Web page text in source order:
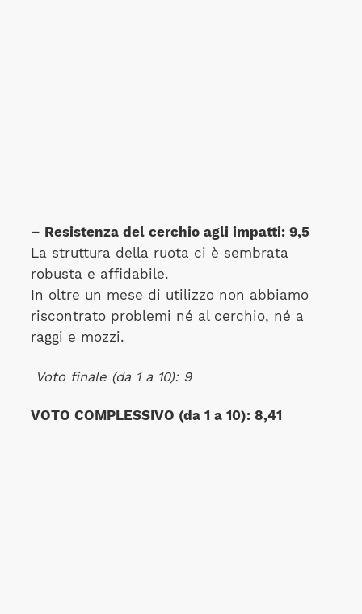
– Resistenza del cerchio agli impatti: 9,5
La struttura della ruota ci è sembrata
robusta e affidabile.
In oltre un mese di utilizzo non abbiamo
riscontrato problemi né al cerchio, né a
raggi e mozzi.
Voto finale (da 1 a 10):9
VOTO COMPLESSIVO (da 1 a 10):8,41